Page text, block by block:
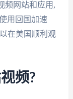
频网站和应用,
用回国加速
在美国顺利观
频?